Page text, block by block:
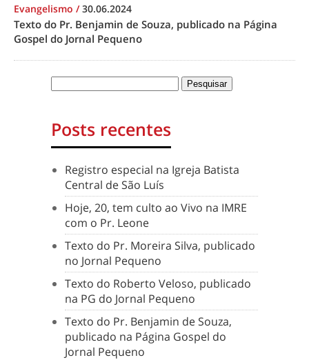
Evangelismo /30.06.2024
Texto do Pr. Benjamin de Souza, publicado na Página
Gospel do Jornal Pequeno
Posts recentes
Registro especial na Igreja Batista
Central de São Luís
Hoje, 20, tem culto ao Vivo na IMRE
com o Pr. Leone
Texto do Pr. Moreira Silva, publicado
no Jornal Pequeno
Texto do Roberto Veloso, publicado
na PG do Jornal Pequeno
Texto do Pr. Benjamin de Souza,
publicado na Página Gospel do
Jornal Pequeno